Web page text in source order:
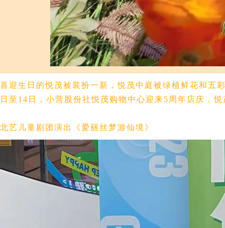
喜迎生日的悦茂被装扮一新，悦茂中庭被绿植鲜花和五
日至14日，小营股份社悦茂购物中心迎来5周年店庆，
北艺儿童剧团演出《爱丽丝梦游仙境》